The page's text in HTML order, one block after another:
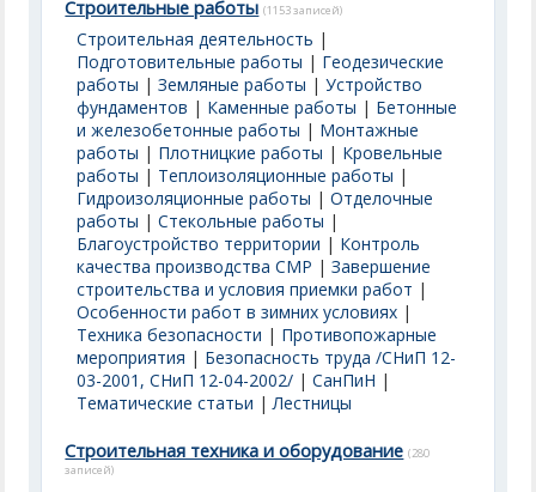
Строительные работы (1153 записей)
Строительная деятельность |
Подготовительные работы | Геодезические
работы |Земляные работы |Устройство
фундаментов | Каменные работы | Бетонные
и железобетонные работы | Монтажные
работы | Плотницкие работы | Кровельные
работы | Теплоизоляционные работы |
Гидроизоляционные работы |Отделочные
работы |Стекольные работы |
Благоустройство территории | Контроль
качества производства СМР |Завершение
строительства и условия приемки работ |
Особенности работ в зимних условиях |
Техника безопасности | Противопожарные
мероприятия | Безопасность труда /СНиП 12-
03-2001, СНиП 12-04-2002/ |СанПиН |
Тематические статьи |Лестницы
Строительная техника и оборудование (280
записей)